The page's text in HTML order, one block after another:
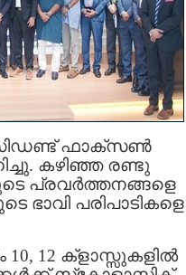
ഫാക്‌സൺ
കഴിഞ്ഞ രണ്ടു
പ്രവർത്തനങ്ങളെ
ഭാവി പരിപാടികളെ
12 ക്‌ളാസ്സുകളിൽ